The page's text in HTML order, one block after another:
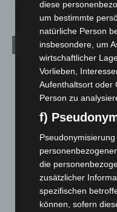
Aktuelle Beiträge
Kunst trifft
Werke im Jacques’
8. August 2026
A2: Zweite
Niedersachsen:
Waldbrandeinsatz aus
7. August 2026
diese
um bestimmte
natürliche Person
insbesondere, um
wirtschaftlicher
Vorlieben,
Aufenthaltsort oder
Person zu
f)
die
zusätzlicher
spezifischen
können, sofern